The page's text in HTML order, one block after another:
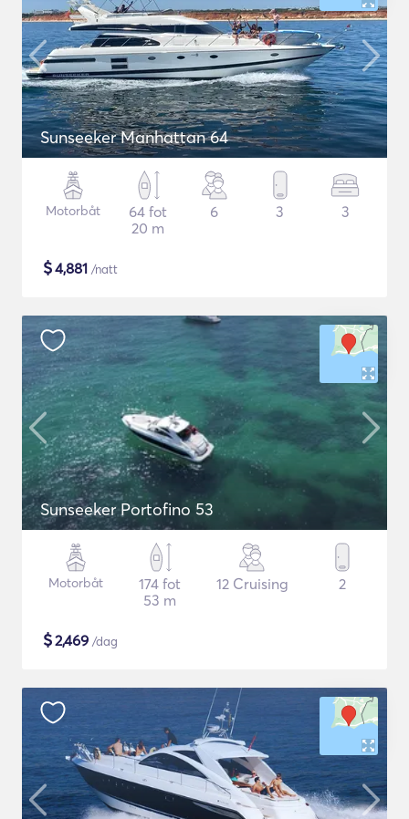
Sunseeker Manhattan 64
Motorbåt
64 fot
20 m
6 3 3
$4,881 /natt
Sunseeker Portofino 53
Motorbåt
174 fot
53 m
12 Cruising 2
$2,469 /dag